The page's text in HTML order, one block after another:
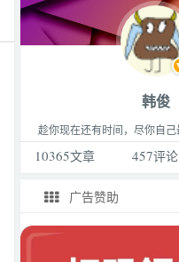
韩俊
10365文章 457评论
广告赞助